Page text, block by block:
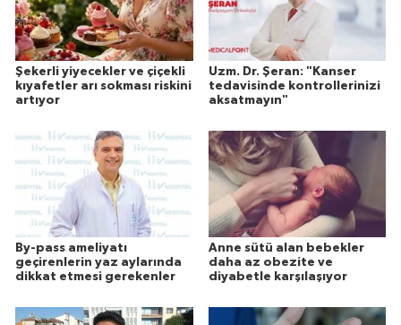
Şekerli yiyecekler ve çiçekli
kıyafetler arı sokması riskini
artıyor
Uzm. Dr. Şeran: "Kanser
tedavisinde kontrollerinizi
aksatmayın"
By-pass ameliyatı
geçirenlerin yaz aylarında
dikkat etmesi gerekenler
Anne sütü alan bebekler
daha az obezite ve
diyabetle karşılaşıyor